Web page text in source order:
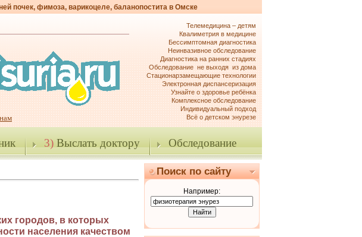
почек, фимоза, варикоцеле, баланопостита в Омске
Телемедицина – детям
Квалиметрия в медицине
Бессимптомная диагностика
Неинвазивное обследование
Диагностика на ранних стадиях
Обследование не выходя из дома
Стационарзамещающие технологии
Электронная диспансеризация
Узнайте о здоровье ребёнка
Комплексное обследование
Индивидуальный подход
Всё о детском энурезе
3)Выслать доктору Обследование
городов, в которых
населения качеством
Поиск по сайту
Например: